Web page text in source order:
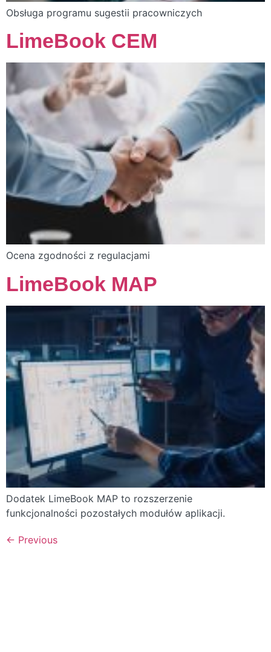
Obsługa programu sugestii pracowniczych
LimeBook CEM
Ocena zgodności z regulacjami
LimeBook MAP
Dodatek LimeBook MAP to rozszerzenie
funkcjonalności pozostałych modułów aplikacji.
← Previous